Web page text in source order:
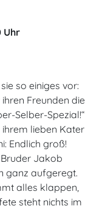
Uhr
so einiges vor:
Freunden die
Selber-Spezial!“
lieben Kater
Endlich groß!
Jakob
ganz aufgeregt.
alles klappen,
steht nichts im